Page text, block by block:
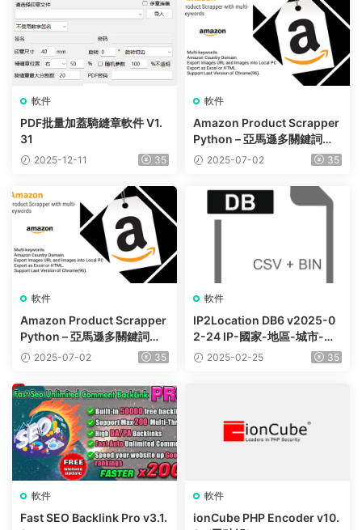
軟件
PDF批量加蓋騎縫章軟件 V1.
31
2025-12-11 35
軟件
Amazon Product Scrapper
Python – 亞馬遜多關鍵詞産
品抓取工具
2025-07-02 35
軟件
Amazon Product Scrapper
Python – 亞馬遜多關鍵詞産
品抓取工具
2025-07-02 35
軟件
IP2Location DB6 v2025-0
2-24 IP-國家-地區-城市-緯
度-經度-ISP 數據庫
2025-02-25 35
軟件
Fast SEO Backlink Pro v3.1.
軟件
ionCube PHP Encoder v10.